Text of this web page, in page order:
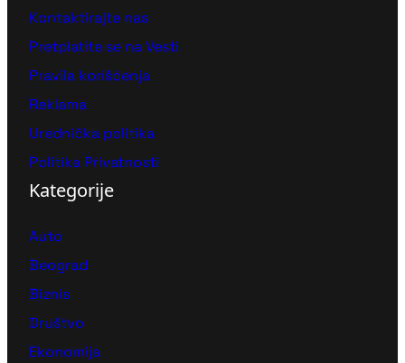
Kontaktirajte nas
Pretplatite se na Vesti
Pravila korišćenja
Reklama
Urednička politika
Politika Privatnosti
Kategorije
Auto
Beograd
Biznis
Društvo
Ekonomija